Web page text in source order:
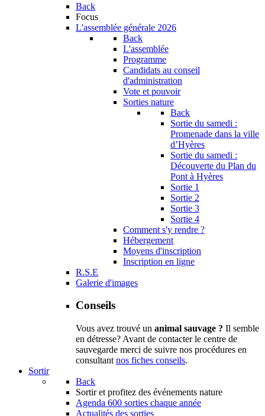
Back
Focus
L'assemblée générale 2026
Back
L'assemblée
Programme
Candidats au conseil
d'administration
Vote et pouvoir
Sorties nature
Back
Sortie du samedi :
Promenade dans la ville
d’Hyères
Sortie du samedi :
Découverte du Plan du
Pont à Hyères
Sortie 1
Sortie 2
Sortie 3
Sortie 4
Comment s'y rendre ?
Hébergement
Moyens d'inscription
Inscription en ligne
R.S.E
Galerie d'images
Conseils
Vous avez trouvé un animal sauvage ? Il semble
en détresse? Avant de contacter le centre de
sauvegarde merci de suivre nos procédures en
consultant nos fiches conseils.
Sortir
Back
Sortir et profitez des événements nature
Agenda 600 sorties chaque année
Actualités des sorties